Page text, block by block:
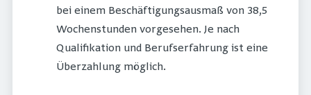
bei einem Beschäftigungsausmaß von 38,5
Wochenstunden vorgesehen. Je nach
Qualifikation und Berufserfahrung ist eine
Überzahlung möglich.